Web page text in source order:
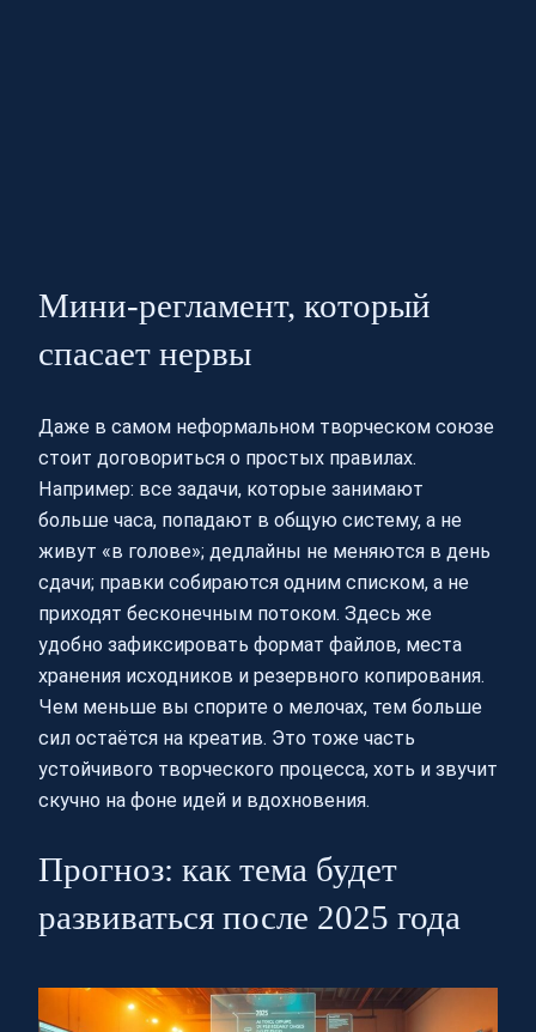
Мини‑регламент, который
спасает нервы
Даже в самом неформальном творческом союзе
стоит договориться о простых правилах.
Например: все задачи, которые занимают
больше часа, попадают в общую систему, а не
живут «в голове»; дедлайны не меняются в день
сдачи; правки собираются одним списком, а не
приходят бесконечным потоком. Здесь же
удобно зафиксировать формат файлов, места
хранения исходников и резервного копирования.
Чем меньше вы спорите о мелочах, тем больше
сил остаётся на креатив. Это тоже часть
устойчивого творческого процесса, хоть и звучит
скучно на фоне идей и вдохновения.
Прогноз: как тема будет
развиваться после 2025 года